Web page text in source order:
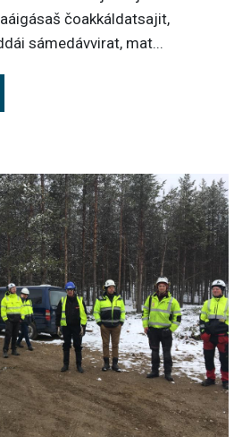
čoakkáldatsajit,
sámedávvirat, mat...